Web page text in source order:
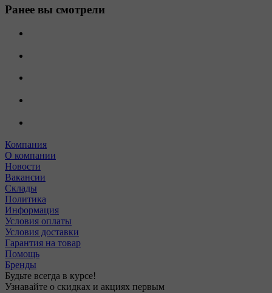
Ранее вы смотрели
Компания
О компании
Новости
Вакансии
Склады
Политика
Информация
Условия оплаты
Условия доставки
Гарантия на товар
Помощь
Бренды
Будьте всегда в курсе!
Узнавайте о скидках и акциях первым